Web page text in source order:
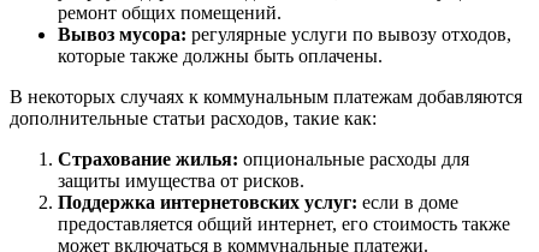
ремонт общих помещений.
Вывоз мусора: регулярные услуги по вывозу отходов,
которые также должны быть оплачены.
В некоторых случаях к коммунальным платежам добавляются
дополнительные статьи расходов, такие как:
Страхование жилья: опциональные расходы для
защиты имущества от рисков.
Поддержка интернетовских услуг: если в доме
предоставляется общий интернет, его стоимость также
может включаться в коммунальные платежи.